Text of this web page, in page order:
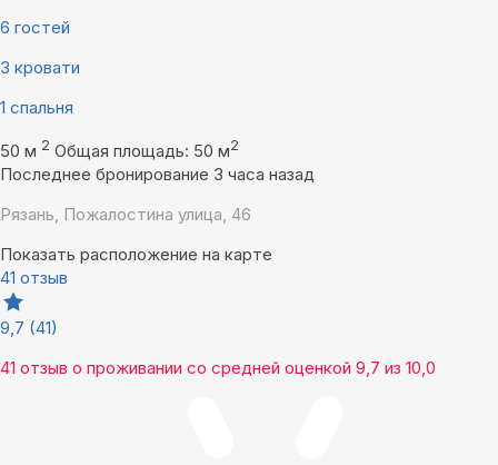
6 гостей
3 кровати
1 спальня
50 м 2 Общая площадь: 50 м2
Последнее бронирование 3 часа назад
Рязань, Пожалостина улица, 46
Показать расположение на карте
41 отзыв
9,7 (41)
41 отзыв о проживании со средней оценкой 9,7 из 10,0